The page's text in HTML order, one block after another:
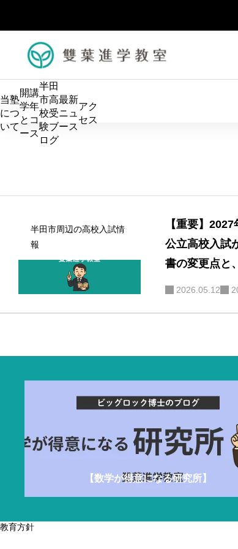
当塾
につ
いて
開講
学年
とコ
ース
半田
市高
校受
験ブ
ログ
最新
ニュ
ース
アク
セス
算数の土台を固め、中学数学につなげます。 小学生のう
ちから論理的に考える力を育て、数学を得意科目にしてい
中学で数学トップになる小５・小６コース
適
検
半田市周辺の高校入試情
報
【重要】
公立高校入試
書の変更点と
べき「思考力
2026.05.12
【数学が得意になる研究所】
教育方針